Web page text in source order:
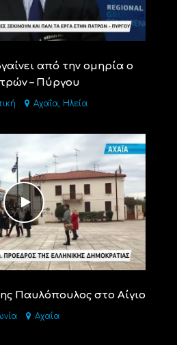
από την ομηρία ο
– Πύργου
Αχαΐα, Ηλεία
Παυλόπουλος στο Αίγιο
Αχαΐα